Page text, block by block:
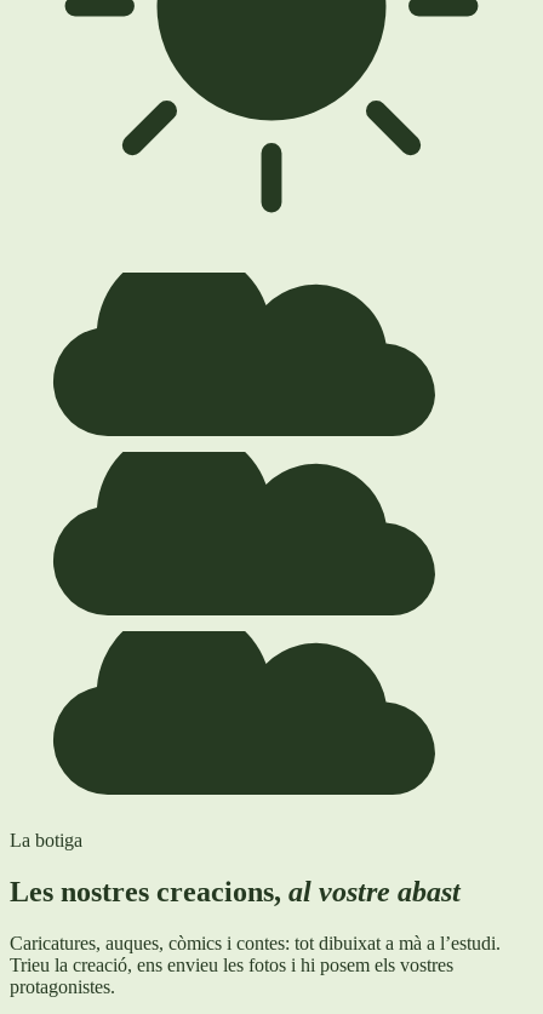
La botiga
Les nostres creacions, al vostre abast
Caricatures, auques, còmics i contes: tot dibuixat a mà a l’estudi.
Trieu la creació, ens envieu les fotos i hi posem els vostres
protagonistes.